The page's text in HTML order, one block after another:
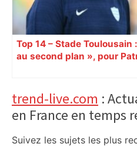
Top 14 – Stade Toulousain
au second plan », pour
Primary
Sidebar
trend-live.com :
en France en temps
Suivez les sujets les plus